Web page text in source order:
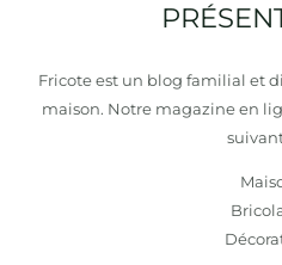
Fricote est un blog familial et
maison. Notre magazine en